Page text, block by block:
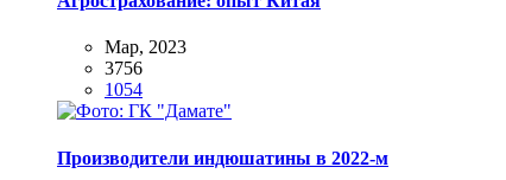
Мар, 2023
3756
1054
Производители индюшатины в 2022-м